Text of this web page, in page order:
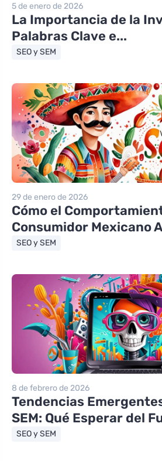
5 de enero de 2026
La Importancia de la
Palabras Clave e...
SEO y SEM
29 de enero de 2026
Cómo el
Consumidor Mexicano
SEO y SEM
8 de febrero de 2026
Tendencias
SEM: Qué Esperar del
SEO y SEM